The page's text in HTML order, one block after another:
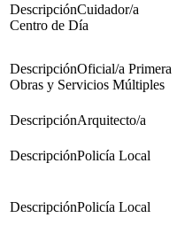
Cuidador/a
Centro de Día
Oficial/a Primera
Obras y Servicios Múltiples
Arquitecto/a
Policía Local
Policía Local